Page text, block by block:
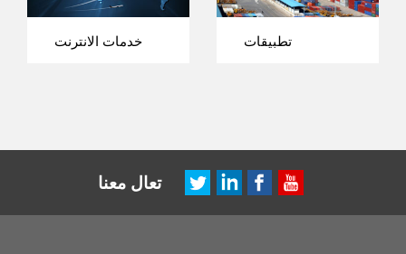
خدمات الانترنت تطبيقات
تعال معنا